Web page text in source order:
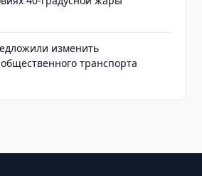
изменить
транспорта